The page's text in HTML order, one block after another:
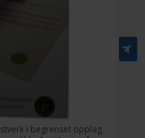
i begrenset opplag